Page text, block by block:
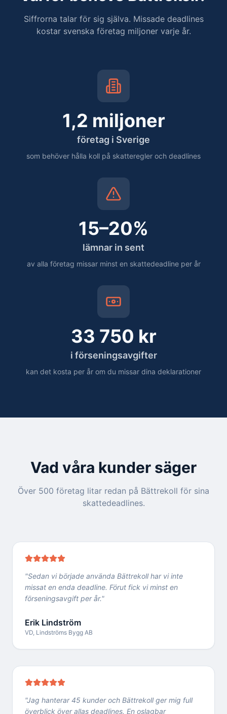
Siffrorna talar för sig själva. Missade deadlines
kostar svenska företag miljoner varje år.
1,2 miljoner
företag i Sverige
som behöver hålla koll på skatteregler och deadlines
15–20%
lämnar in sent
av alla företag missar minst en skattedeadline per år
33 750 kr
i förseningsavgifter
kan det kosta per år om du missar dina deklarationer
Vad våra kunder säger
Över 500 företag litar redan på Bättrekoll för sina
skattedeadlines.
"Sedan vi började använda Bättrekoll har vi inte
missat en enda deadline. Förut fick vi minst en
förseningsavgift per år."
Erik Lindström
VD, Lindströms Bygg AB
"Jag hanterar 45 kunder och Bättrekoll ger mig full
överblick över allas deadlines. En oslagbar